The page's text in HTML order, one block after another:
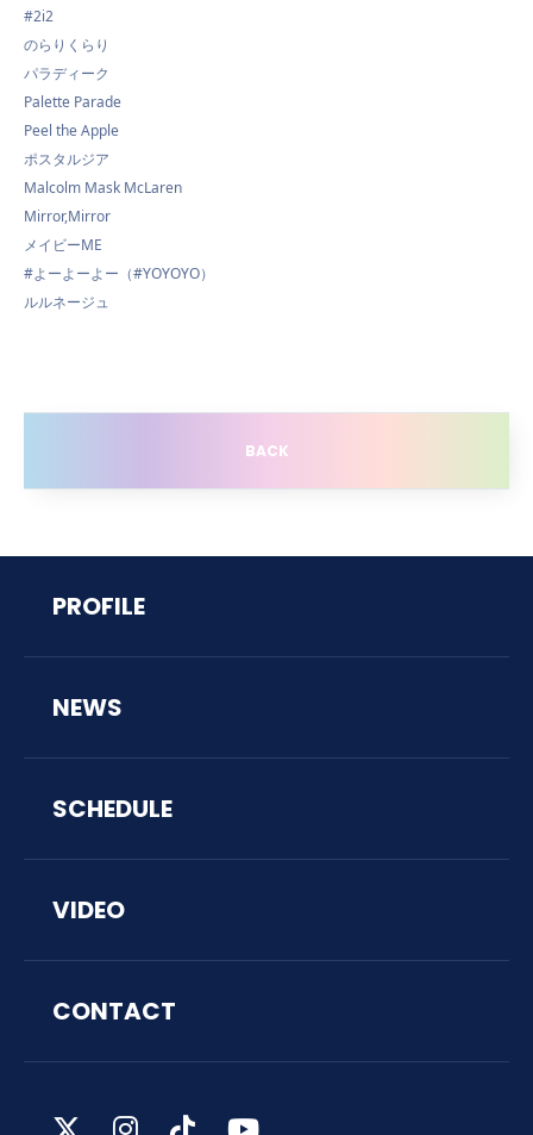
#2i2
のらりくらり
パラディーク
Palette Parade
Peel the Apple
ポスタルジア
Malcolm Mask McLaren
Mirror,Mirror
メイビーME
#よーよーよー（#YOYOYO）
ルルネージュ
BACK
PROFILE
NEWS
SCHEDULE
VIDEO
CONTACT